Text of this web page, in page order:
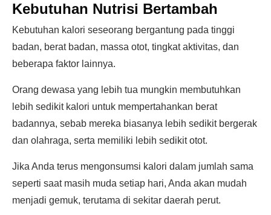
Kebutuhan Nutrisi Bertambah
Kebutuhan kalori seseorang bergantung pada tinggi
badan, berat badan, massa otot, tingkat aktivitas, dan
beberapa faktor lainnya.
Orang dewasa yang lebih tua mungkin membutuhkan
lebih sedikit kalori untuk mempertahankan berat
badannya, sebab mereka biasanya lebih sedikit bergerak
dan olahraga, serta memiliki lebih sedikit otot.
Jika Anda terus mengonsumsi kalori dalam jumlah sama
seperti saat masih muda setiap hari, Anda akan mudah
menjadi gemuk, terutama di sekitar daerah perut.